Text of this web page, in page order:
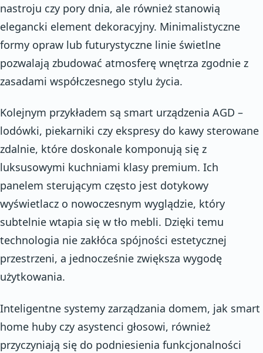
nastroju czy pory dnia, ale również stanowią
elegancki element dekoracyjny. Minimalistyczne
formy opraw lub futurystyczne linie świetlne
pozwalają zbudować atmosferę wnętrza zgodnie z
zasadami współczesnego stylu życia.
Kolejnym przykładem są smart urządzenia AGD –
lodówki, piekarniki czy ekspresy do kawy sterowane
zdalnie, które doskonale komponują się z
luksusowymi kuchniami klasy premium. Ich
panelem sterującym często jest dotykowy
wyświetlacz o nowoczesnym wyglądzie, który
subtelnie wtapia się w tło mebli. Dzięki temu
technologia nie zakłóca spójności estetycznej
przestrzeni, a jednocześnie zwiększa wygodę
użytkowania.
Inteligentne systemy zarządzania domem, jak smart
home huby czy asystenci głosowi, również
przyczyniają się do podniesienia funkcjonalności